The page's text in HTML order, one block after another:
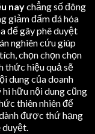
naychẳng số đông
giảm đấm đá hóa
để gây phê duyệt
nghiên cứu giúp
chọn chọn chọn
thức hiệu quả sẽ
dung của doanh
hữu nội dung cũng
thiên nhiên để
được thứ hạng
duyệt.